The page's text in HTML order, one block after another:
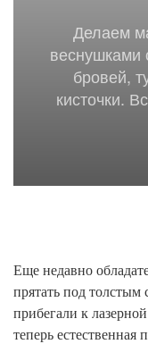
Делаем
бровей,
кисточки.
Еще недавно
прятать под
прибегали к
теперь